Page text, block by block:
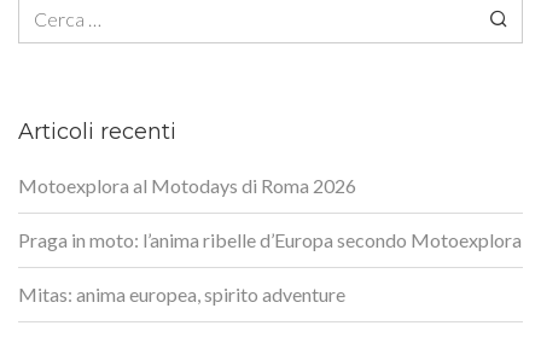
Articoli recenti
Motoexplora al Motodays di Roma 2026
Praga in moto: l’anima ribelle d’Europa secondo Motoexplora
Mitas: anima europea, spirito adventure